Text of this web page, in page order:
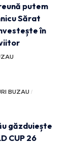
putem
Sărat
în
BUZAU
găzduiește
CUP 26